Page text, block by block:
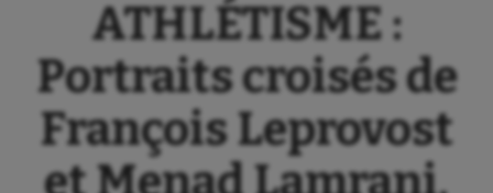
ATHLÉTISME :
Portraits croisés de
François Leprovost